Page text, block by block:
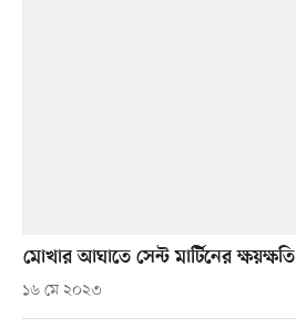
মোখার আঘাতে সেন্ট মার্টিনের ক্ষয়ক্ষতি
১৬ মে ২০২৩